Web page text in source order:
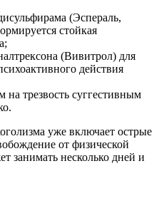
(Эспераль,
стойкая
(Вивитрол) для
действия
трезвость суггестивным
уже включает острые
от физической
занимать несколько дней и